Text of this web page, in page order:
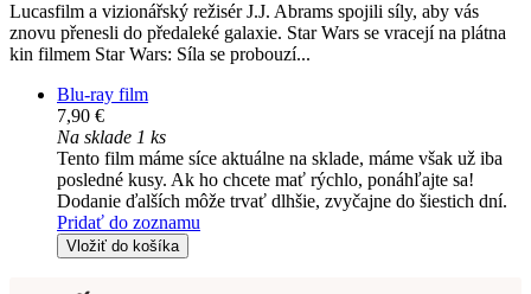
Lucasfilm a vizionářský režisér J.J. Abrams spojili síly, aby vás
znovu přenesli do předaleké galaxie. Star Wars se vracejí na plátna
kin filmem Star Wars: Síla se probouzí...
Blu-ray film
7,90 €
Na sklade 1 ks
Tento film máme síce aktuálne na sklade, máme však už iba
posledné kusy. Ak ho chcete mať rýchlo, ponáhľajte sa!
Dodanie ďalších môže trvať dlhšie, zvyčajne do šiestich dní.
Pridať do zoznamu
Vložiť do košíka